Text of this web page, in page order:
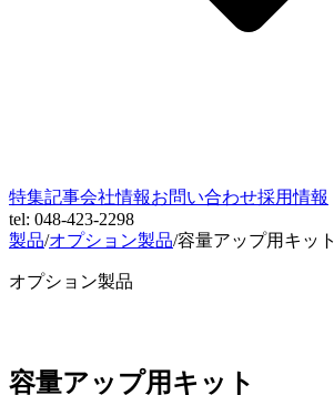
特集記事会社情報お問い合わせ採用情報
tel: 048-423-2298
製品/オプション製品/容量アップ用キット
オプション製品
容量アップ用キット